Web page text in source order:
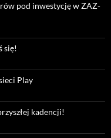
pod inwestycję w ZAZ-
się!
Play
kadencji!